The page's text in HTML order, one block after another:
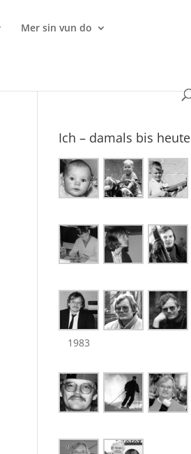
Mer sin vun do
Ich – damals bis heute
1983